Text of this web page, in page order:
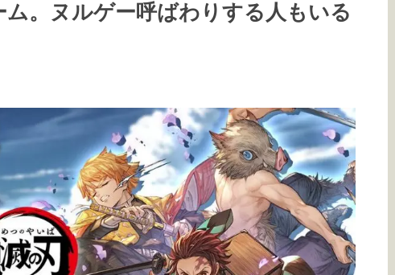
。ヌルゲー呼ばわりする人もいる